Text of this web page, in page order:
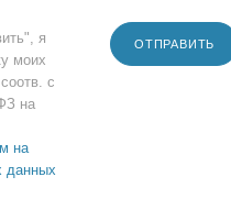
я
моих
с
на
на
данных
ОТПРАВИТЬ